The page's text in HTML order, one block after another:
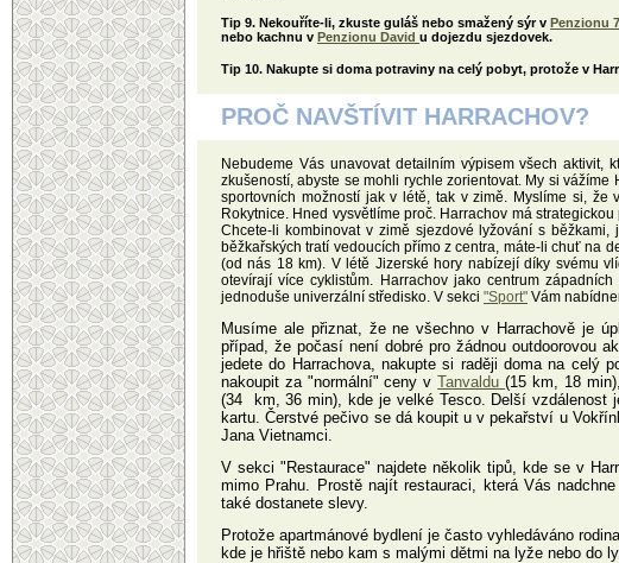
Tip 9. Nekouříte-li, zkuste guláš nebo smažený sýr v Penzionu 7
nebo kachnu v Penzionu David u dojezdu sjezdovek.
Tip 10. Nakupte si doma potraviny na celý pobyt, protože v
PROČ NAVŠTÍVIT HARRACHOV?
Nebudeme Vás unavovat detailním výpisem všech
zkušeností, abyste se mohli rychle zorientovat. My si
sportovních možností jak v létě, tak v zimě. Myslíme si,
Rokytnice. Hned vysvětlíme proč. Harrachov má
Chcete-li kombinovat v zimě sjezdové lyžování s
běžkařských tratí vedoucích přímo z centra, máte-li chuť na
(od nás 18 km). V létě Jizerské hory nabízejí díky svému
otevírají více cyklistům. Harrachov jako centrum
jednoduše univerzální středisko. V sekci "Sport" Vám
Musíme ale přiznat, že ne všechno v Harrachově je
případ, že počasí není dobré pro žádnou outdoorovou
jedete do Harrachova, nakupte si raději doma na celý
nakoupit za "normální" ceny vTanvaldu(15 km, 18
(34 km, 36 min), kde je velké Tesco. Delší vzdálenost
kartu. Čerstvé pečivo se dá koupit u v pekařství u
Jana Vietnamci.
V sekci "Restaurace" najdete několik tipů, kde se v
mimo Prahu. Prostě najít restauraci, která Vás
také dostanete slevy.
Protože apartmánové bydlení je často vyhledáváno
kde je hřiště nebo kam s malými dětmi na lyže nebo do